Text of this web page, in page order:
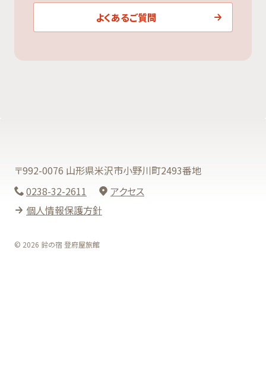
よくあるご質問
〒992-0076 山形県米沢市小野川町2493番地
0238-32-2611
アクセス
個人情報保護方針
© 2026 鈴の宿 登府屋旅館